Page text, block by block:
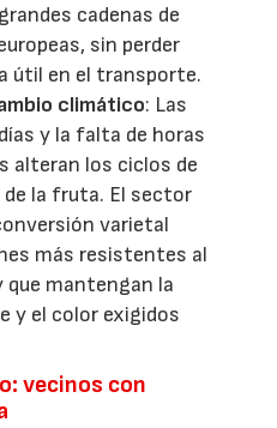
cadenas de
sin perder
útil en el transporte.
climático: Las
y la falta de horas
alteran los ciclos de
la fruta. El sector
varietal
más resistentes al
mantengan la
y el color exigidos
vecinos con